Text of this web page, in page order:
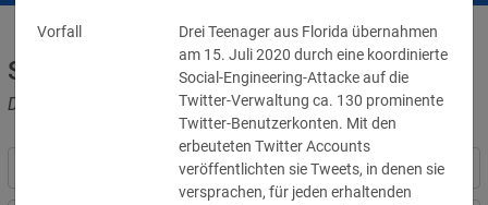
Sicherheitsvorfälle
Datenpannen, Cyber-Angriffe und Schwachstellen
Vorfall
Drei Teenager aus Florida übernahmen
am 15. Juli 2020 durch eine koordinierte
Social-Engineering-Attacke auf die
Twitter-Verwaltung ca. 130 prominente
Twitter-Benutzerkonten. Mit den
erbeuteten Twitter Accounts
veröffentlichten sie Tweets, in denen sie
versprachen, für jeden erhaltenden